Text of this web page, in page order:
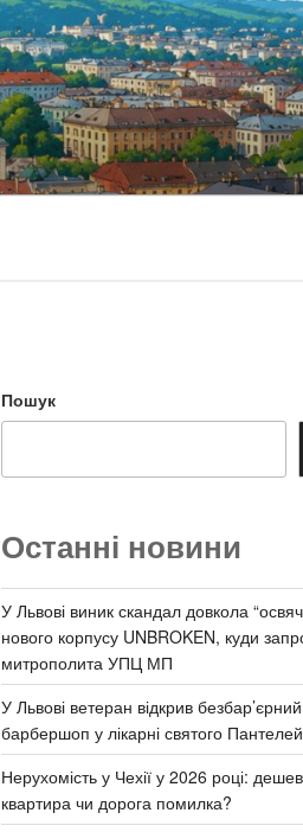
Пошук
Останні новини
У Львові виник скандал довкола
нового корпусу UNBROKEN, куди
митрополита УПЦ МП
У Львові ветеран відкрив безбар’єрний
барбершоп у лікарні святого
Нерухомість у Чехії у 2026 році:
квартира чи дорога помилка?